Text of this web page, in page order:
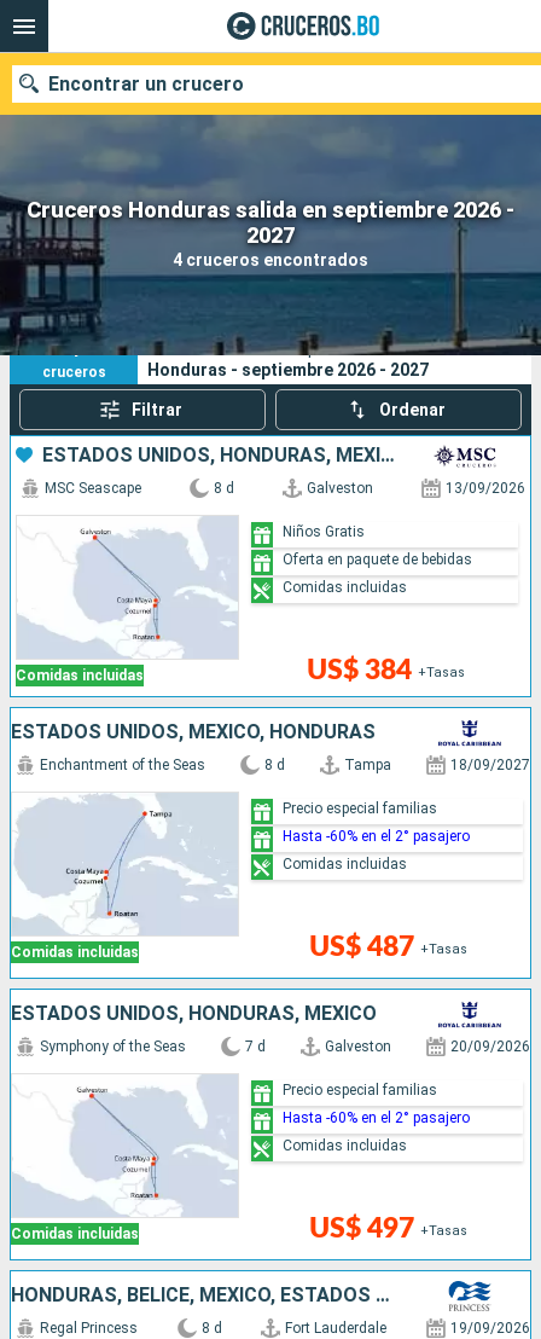
Cruceros Honduras salida en septiembre 2026 -
2027
4 cruceros encontrados
Encontrar un crucero
Nuestros destinos
Fecha de salida
Puertos Compañías
Buscar
4
cruceros
Sus criterios de búsqueda:
Honduras - septiembre 2026 - 2027
Filtrar Ordenar
ESTADOS UNIDOS, HONDURAS, MÉXICO
Comidas incluidas
MSC Seascape 8 d Galveston 13/09/2026
US$ 384 +Tasas
Niños Gratis
Oferta en paquete de bebidas
Comidas incluidas
ESTADOS UNIDOS, MÉXICO, HONDURAS
Comidas incluidas
Enchantment of the Seas 8 d Tampa 18/09/2027
US$ 487 +Tasas
Precio especial familias
Hasta -60% en el 2° pasajero
Comidas incluidas
ESTADOS UNIDOS, HONDURAS, MÉXICO
Comidas incluidas
Symphony of the Seas 7 d Galveston 20/09/2026
US$ 497 +Tasas
Precio especial familias
Hasta -60% en el 2° pasajero
Comidas incluidas
HONDURAS, BELICE, MÉXICO, ESTADOS UNIDOS
Regal Princess 8 d Fort Lauderdale 19/09/2026